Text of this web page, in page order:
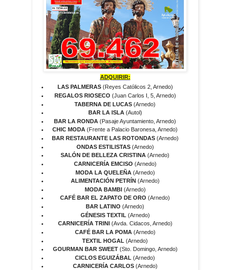
ADQUIRIR:
LAS PALMERAS(Reyes Católicos 2, Arnedo)
REGALOS RIOSECO (Juan Carlos I, 5, Arnedo)
TABERNA DE LUCAS (Arnedo)
BAR LA ISLA(Autol)
BAR LA RONDA (Pasaje Ayuntamiento, Arnedo)
CHIC MODA (Frente a Palacio Baronesa, Arnedo)
BAR RESTAURANTE LAS ROTONDAS(Arnedo)
ONDAS ESTILISTAS(Arnedo)
SALÓN DE BELLEZA CRISTINA (Arnedo)
CARNICERÍA EMCISO (Arnedo)
MODA LA QUELEÑA(Arnedo)
ALIMENTACIÓN PETRÍN(Arnedo)
MODA BAMBI(Arnedo)
CAFÉ BAR EL ZAPATO DE ORO (Arnedo)
BAR LATINO (Arnedo)
GÉNESIS TEXTIL (Arnedo)
CARNICERÍA TRINI
(Avda. Cidacos, Arnedo)
CAFÉ BAR LA POMA(Arnedo)
TEXTIL HOGAL (Arnedo)
GOURMAN BAR SWEET(Sto. Domingo, Arnedo)
CICLOS EGUIZÁBAL (Arnedo)
CARNICERÍA CARLOS (Arnedo)